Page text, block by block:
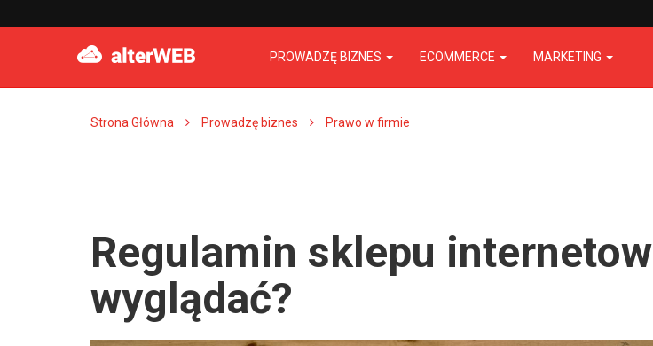
PROWADZĘ BIZNES ECOMMERCE MARKETING
Strona Główna Prowadzę biznes Prawo w firmie
Regulamin sklepu
wyglądać?